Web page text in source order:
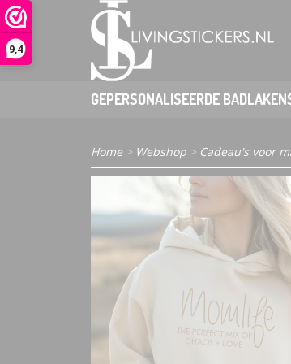
9,4
GEPERSONALISEERDE
Home> Webshop > Cadeau's voor